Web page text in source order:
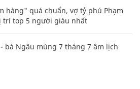
hàng" quá chuẩn, vợ tỷ phú Phạm
trí top 5 người giàu nhất
bà Ngâu mùng 7 tháng 7 âm lịch